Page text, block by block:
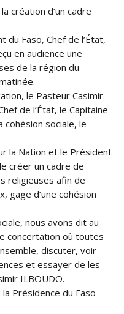
création d’un cadre
du Faso, Chef de l’État,
en audience une
de la région du
le Pasteur Casimir
de l’État, le Capitaine
cohésion sociale, le
la Nation et le Président
créer un cadre de
religieuses afin de
gage d’une cohésion
nous avons dit au
concertation où toutes
discuter, voir
et essayer de les
ILBOUDO.
Présidence du Faso